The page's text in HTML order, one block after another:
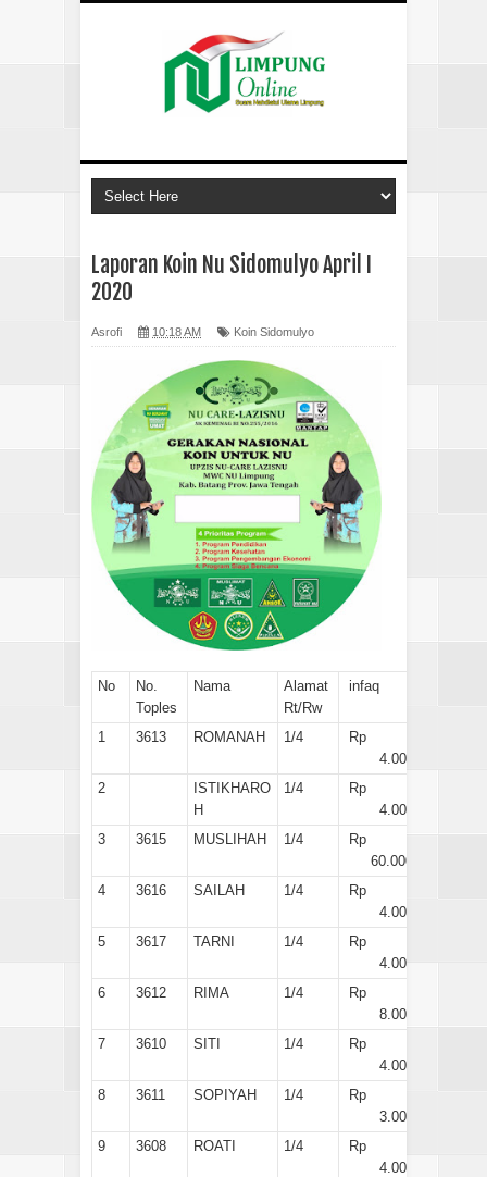
Laporan Koin Nu Sidomulyo April I
2020
Asrofi 10:18 AM Koin Sidomulyo
No
No.
Toples
Nama
Alamat
Rt/Rw
infaq
1 3613 ROMANAH 1/4
Rp
4.000
2
ISTIKHARO
H
1/4
Rp
4.000
3
3615 MUSLIHAH 1/4
Rp
60.000
4
3616 SAILAH 1/4
Rp
4.000
5
3617 TARNI 1/4
Rp
4.000
6
3612 RIMA 1/4
Rp
8.000
7
3610 SITI 1/4
Rp
4.000
8
3611 SOPIYAH 1/4
Rp
3.000
9
3608 ROATI 1/4
Rp
4.000